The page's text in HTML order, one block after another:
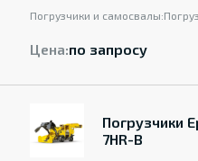
Погрузчики и самосвалы:
Цена:по запросу
Погрузчики
7HR-B